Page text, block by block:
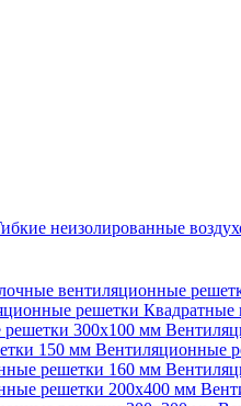
неизолированные
вентиляционные
решетки Квадратные
300х100 мм
150 мм Вентиляционные
решетки 160 мм
решетки 200х400 мм